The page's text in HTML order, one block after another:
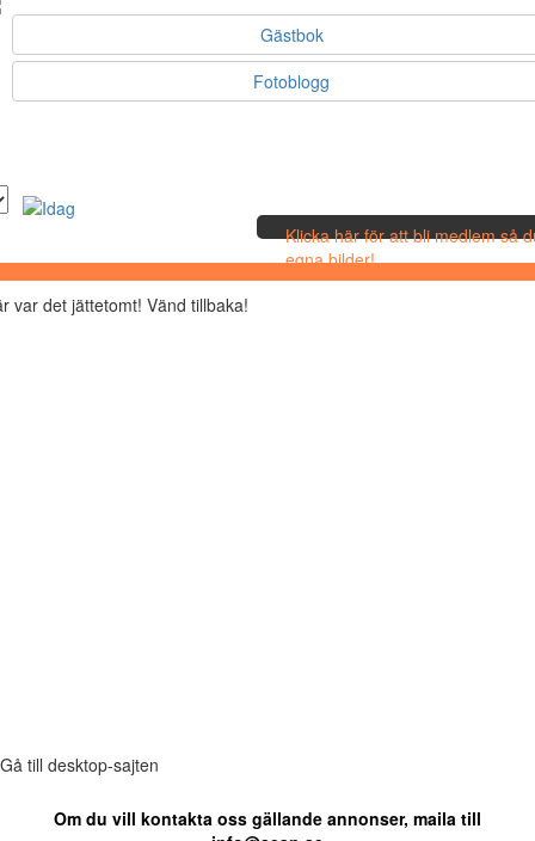
Gästbok
Fotoblogg
Klicka här för att bli medlem så
egna bilder!
var det jättetomt! Vänd tillbaka!
Gå till desktop-sajten
Om du vill kontakta oss gällande annonser, maila till